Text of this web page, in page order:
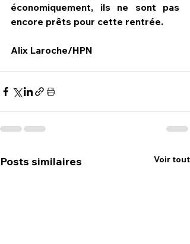
économiquement, ils ne sont pas
encore prêts pour cette rentrée.
Alix Laroche/HPN
Posts similaires Voir tout